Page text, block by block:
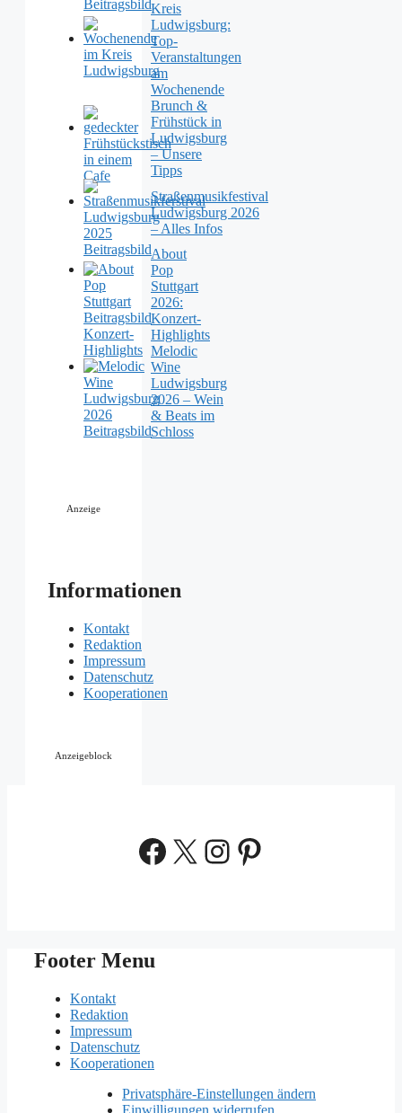
Kreis
Ludwigsburg:
Top-
Veranstaltungen
am
Wochenende
Brunch &
Frühstück in
Ludwigsburg
– Unsere
Tipps
Straßenmusikfestival
Ludwigsburg 2026
– Alles Infos
About
Pop
Stuttgart
2026:
Konzert-
Highlights
Melodic
Wine
Ludwigsburg
2026 – Wein
& Beats im
Schloss
Anzeige
Informationen
Kontakt
Redaktion
Impressum
Datenschutz
Kooperationen
Anzeigeblock
Facebook
X Instagram
Pinterest
Footer Menu
Kontakt
Redaktion
Impressum
Datenschutz
Kooperationen
Privatsphäre-Einstellungen ändern
Einwilligungen widerrufen